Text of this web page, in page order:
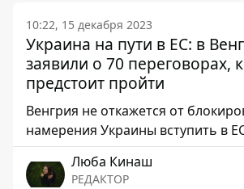
10:22, 15 декабря 2023
Украина на пути в ЕС: в
заявили о 70 переговорах,
предстоит пройти
Венгрия не откажется от
намерения Украины вступить в
Люба Кинаш
РЕДАКТОР